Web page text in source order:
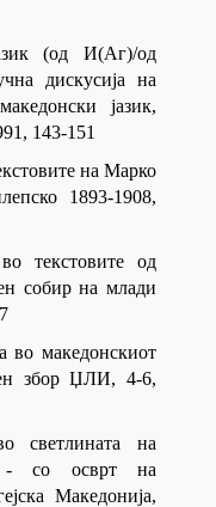
(од И(Аг)/од
дискусија на
јазик,
143-151
на Марко
1893-1908,
текстовите од
собир на млади
во македонскиот
збор ЏЛИ, 4-6,
светлината на
- со осврт на
Македонија,